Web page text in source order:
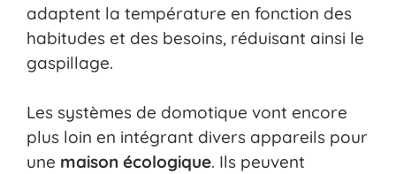
adaptent la température en fonction des
habitudes et des besoins, réduisant ainsi le
gaspillage.
Les systèmes de domotique vont encore
plus loin en intégrant divers appareils pour
une maison écologique. Ils peuvent